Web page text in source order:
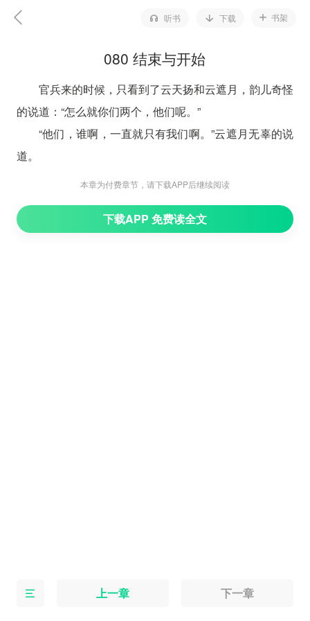
听书 下载 书架
080 结束与开始
官兵来的时候，只看到了云天扬和云遮月，韵儿奇怪
的说道：“怎么就你们两个，他们呢。”
“他们，谁啊，一直就只有我们啊。”云遮月无辜的说
道。
“土匪啊，明明刚刚还在这，我知道了，一定是被你
云遮月无奈的说道：“韵儿，我知道，我抢走了天
本章为付费章节，请下载APP后继续阅读
下载APP 免费读全文
上一章 下一章